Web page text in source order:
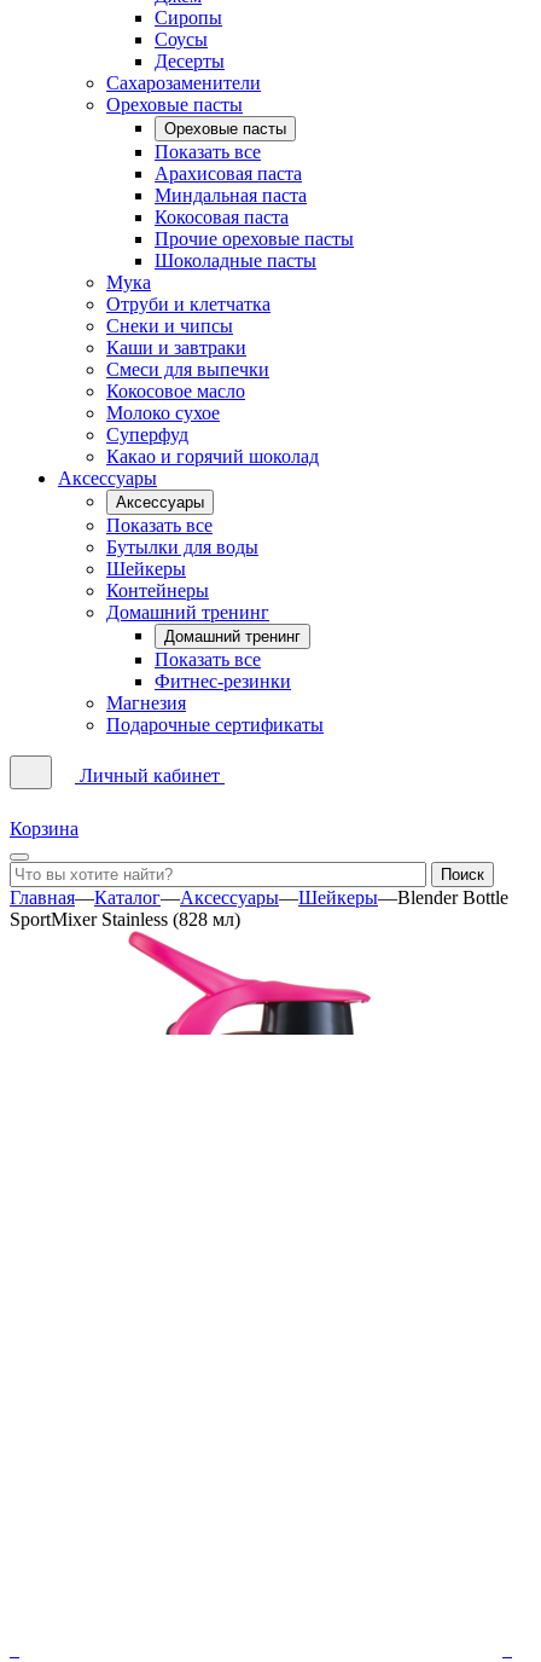
Сиропы
Соусы
Десерты
Сахарозаменители
Ореховые пасты
Ореховые пасты
Показать все
Арахисовая паста
Миндальная паста
Кокосовая паста
Прочие ореховые пасты
Шоколадные пасты
Мука
Отруби и клетчатка
Снеки и чипсы
Каши и завтраки
Смеси для выпечки
Кокосовое масло
Молоко сухое
Суперфуд
Какао и горячий шоколад
Аксессуары
Аксессуары
Показать все
Бутылки для воды
Шейкеры
Контейнеры
Домашний тренинг
Домашний тренинг
Показать все
Фитнес-резинки
Магнезия
Подарочные сертификаты
Личный кабинет
Корзина
Главная—Каталог—Аксессуары—Шейкеры—Blender Bottle
SportMixer Stainless (828 мл)